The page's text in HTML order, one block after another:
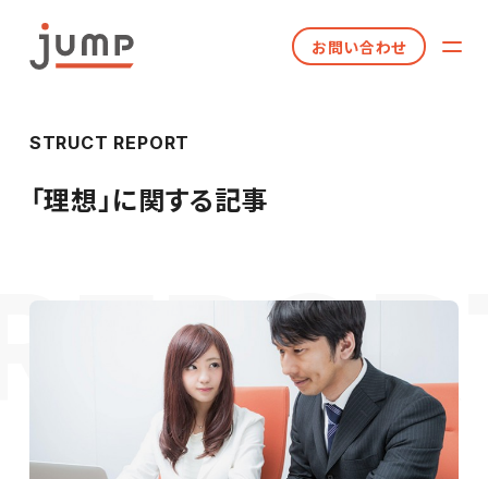
お問い合わせ
STRUCT REPORT
「理想」に関する記事